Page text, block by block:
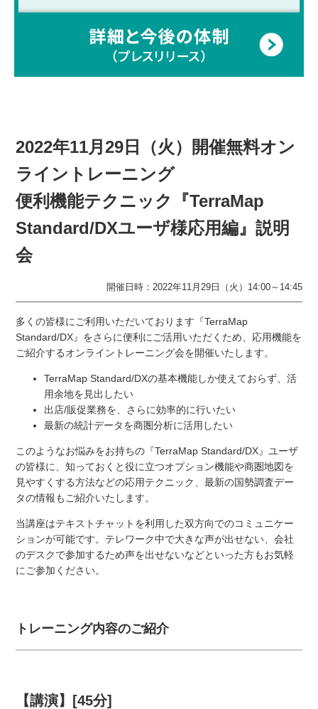
2022年11月29日（火）開催無料オン
ライントレーニング
便利機能テクニック『TerraMap
Standard/DXユーザ様応用編』説明
会
開催日時：2022年11月29日（火）14:00～14:45
多くの皆様にご利用いただいております『TerraMap
Standard/DX』をさらに便利にご活用いただくため、応用機能を
ご紹介するオンライントレーニング会を開催いたします。
TerraMap Standard/DXの基本機能しか使えておらず、活
用余地を見出したい
出店/販促業務を、さらに効率的に行いたい
最新の統計データを商圏分析に活用したい
このようなお悩みをお持ちの『TerraMap Standard/DX』ユーザ
の皆様に、知っておくと役に立つオプション機能や商圏地図を
見やすくする方法などの応用テクニック、最新の国勢調査デー
タの情報もご紹介いたします。
当講座はテキストチャットを利用した双方向でのコミュニケー
ションが可能です。テレワーク中で大きな声が出せない、会社
のデスクで参加するため声を出せないなどといった方もお気軽
にご参加ください。
トレーニング内容のご紹介
【講演】[45分]